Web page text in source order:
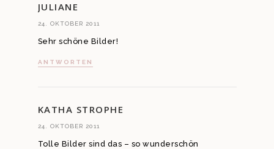
JULIANE
24. OKTOBER 2011
Sehr schöne Bilder!
ANTWORTEN
KATHA STROPHE
24. OKTOBER 2011
Tolle Bilder sind das – so wunderschön